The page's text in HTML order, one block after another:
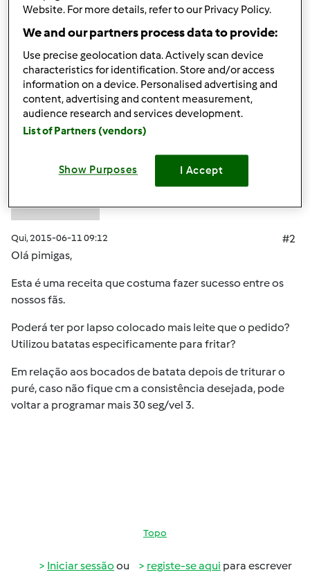
Topo
Iniciar sessãoou registe-se aquipara escrever
comentários
Qui, 2015-06-11 09:12
#2
Olá pimigas,
Esta é uma receita que costuma fazer sucesso entre os
nossos fãs.
Poderá ter por lapso colocado mais leite que o pedido?
Utilizou batatas especificamente para fritar?
Em relação aos bocados de batata depois de triturar o
puré, caso não fique cm a consistência desejada, pode
voltar a programar mais 30 seg/vel 3.
Topo
Iniciar sessão ou registe-se aqui para escrever
Website. For more details, refer to our Privacy Policy.
We and our partners process data to provide:
Use precise geolocation data. Actively scan device
characteristics for identification. Store and/or access
information on a device. Personalised advertising and
content, advertising and content measurement,
audience research and services development.
List of Partners (vendors)
Show Purposes I Accept